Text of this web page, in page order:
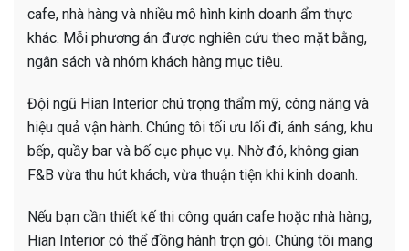
cafe, nhà hàng và nhiều mô hình kinh doanh ẩm thực
khác. Mỗi phương án được nghiên cứu theo mặt bằng,
ngân sách và nhóm khách hàng mục tiêu.
Đội ngũ Hian Interior chú trọng thẩm mỹ, công năng và
hiệu quả vận hành. Chúng tôi tối ưu lối đi, ánh sáng, khu
bếp, quầy bar và bố cục phục vụ. Nhờ đó, không gian
F&B vừa thu hút khách, vừa thuận tiện khi kinh doanh.
Nếu bạn cần thiết kế thi công quán cafe hoặc nhà hàng,
Hian Interior có thể đồng hành trọn gói. Chúng tôi mang